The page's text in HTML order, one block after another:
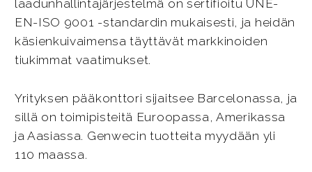
laadunhallintajärjestelmä on sertifioitu UNE-
EN-ISO 9001 -standardin mukaisesti, ja heidän
käsienkuivaimensa täyttävät markkinoiden
tiukimmat vaatimukset.
Yrityksen pääkonttori sijaitsee Barcelonassa, ja
sillä on toimipisteitä Euroopassa, Amerikassa
ja Aasiassa. Genwecin tuotteita myydään yli
110 maassa.